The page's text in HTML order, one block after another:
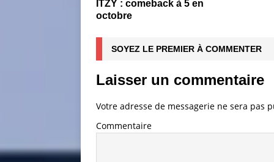
ITZY : comeback à 5 en
octobre
SOYEZ LE PREMIER À COMMENTER
Laisser un commentaire
Votre adresse de messagerie ne sera pas
Commentaire